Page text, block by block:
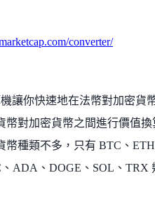
converter/
讓你快速地在法幣對加密貨
幣對加密貨幣之間進行價值換
幣種類不多，只有 BTC、
ADA、DOGE、SOL、TRX